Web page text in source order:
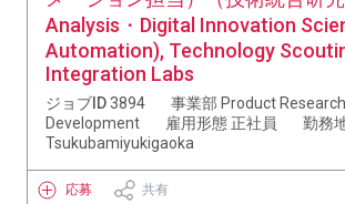
Analysis・Digital Innovation
Automation), Technology
Integration Labs
ジョブID3894 事業部 Product
Development
雇用形態 正社員
勤務
Tsukubamiyukigaoka
応募 共有